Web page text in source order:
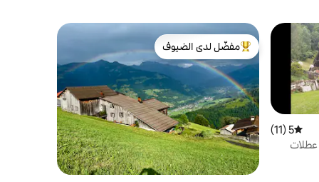
متوسط التقييم 5 من 5، 11 مراجعات
5 (11)
من أبرز البيوت المفضّلة لدى الضيوف
مفضّل لدى الضيوف